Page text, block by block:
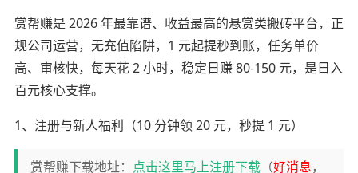
赏帮赚是 2026 年最靠谱、收益最高的悬赏类搬砖平台，正
规公司运营，无充值陷阱，1 元起提秒到账，任务单价
高、审核快，每天花 2 小时，稳定日赚 80-150 元，是日入
百元核心支撑。
1、注册与新人福利（10 分钟领 20 元，秒提 1 元）
赏帮赚下载地址： 点击这里马上注册下载（好消息，